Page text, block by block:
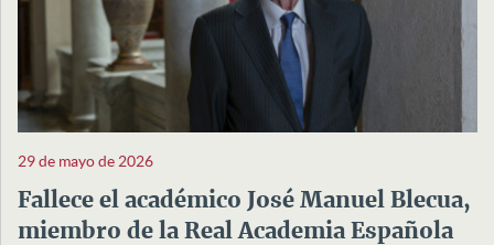
29 de mayo de 2026
Fallece el académico José Manuel Blecua,
miembro de la Real Academia Española